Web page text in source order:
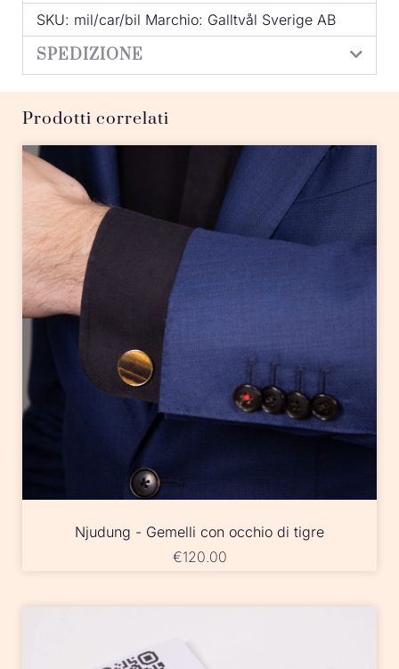
SKU: mil/car/bil Marchio: Galltvål Sverige AB
SPEDIZIONE
Prodotti correlati
Njudung - Gemelli con occhio di tigre
€120.00